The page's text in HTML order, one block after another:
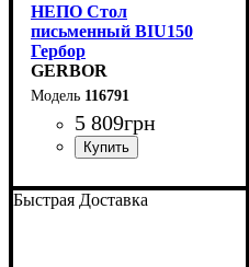
НЕПО Стол
письменный BIU150
Гербор
GERBOR
116791
5 809грн
Быстрая Доставка